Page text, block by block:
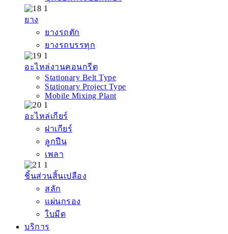
ยาง
ยางรถตัก
ยางรถบรรทุก
อะไหล่งานคอนกรีต
Stationary Belt Type
Stationary Project Type
Mobile Mixing Plant
อะไหล่เกียร์
ฝาเกียร์
ลูกปืน
เพลา
ชิ้นส่วนสิ้นเปลือง
สลัก
แผ่นกรอง
ใบมีด
บริการ